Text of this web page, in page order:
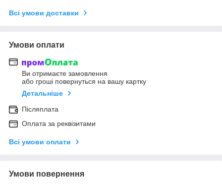
Всі умови доставки
Умови оплати
Ви отримаєте замовлення
або гроші повернуться на вашу картку
Детальніше
Післяплата
Оплата за реквізитами
Всі умови оплати
Умови повернення